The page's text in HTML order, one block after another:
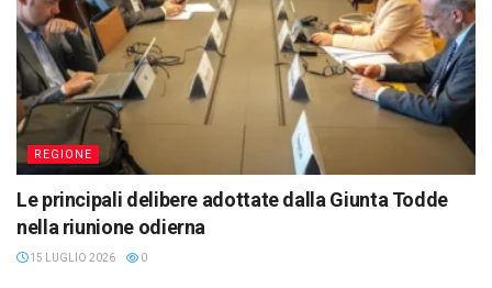
REGIONE
Le principali delibere adottate dalla Giunta Todde
nella riunione odierna
15 LUGLIO 2026 0